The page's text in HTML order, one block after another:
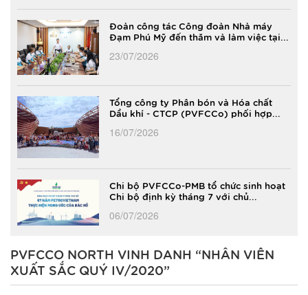
Đoàn công tác Công đoàn Nhà máy
Đạm Phú Mỹ đến thăm và làm việc tại...
23/07/2026
Tổng công ty Phân bón và Hóa chất
Dầu khí - CTCP (PVFCCo) phối hợp...
16/07/2026
Chi bộ PVFCCo-PMB tổ chức sinh hoạt
Chi bộ định kỳ tháng 7 với chủ...
06/07/2026
PVFCCO NORTH VINH DANH “NHÂN VIÊN
XUẤT SẮC QUÝ IV/2020”